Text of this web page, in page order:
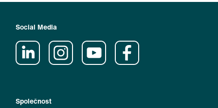
Společnost
Social Media